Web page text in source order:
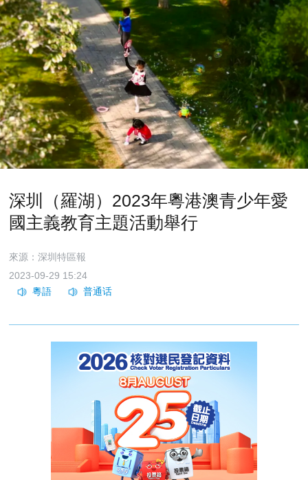
深圳（羅湖）2023年粵港澳青少年愛
國主義教育主題活動舉行
來源：深圳特區報
2023-09-29 15:24